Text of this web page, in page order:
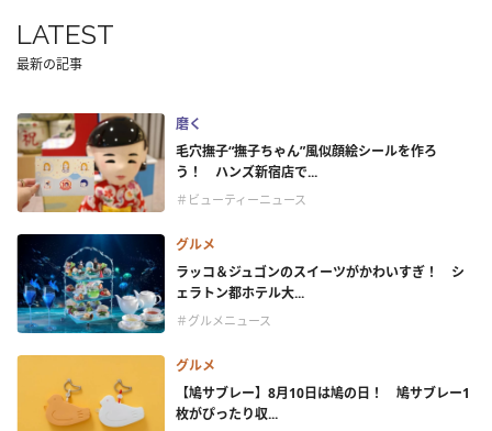
LATEST
最新の記事
磨く
毛穴撫子“撫子ちゃん”風似顔絵シールを作ろ
う！ ハンズ新宿店で...
＃ビューティーニュース
グルメ
ラッコ＆ジュゴンのスイーツがかわいすぎ！ シ
ェラトン都ホテル大...
＃グルメニュース
グルメ
【鳩サブレー】8月10日は鳩の日！ 鳩サブレー1
枚がぴったり収...